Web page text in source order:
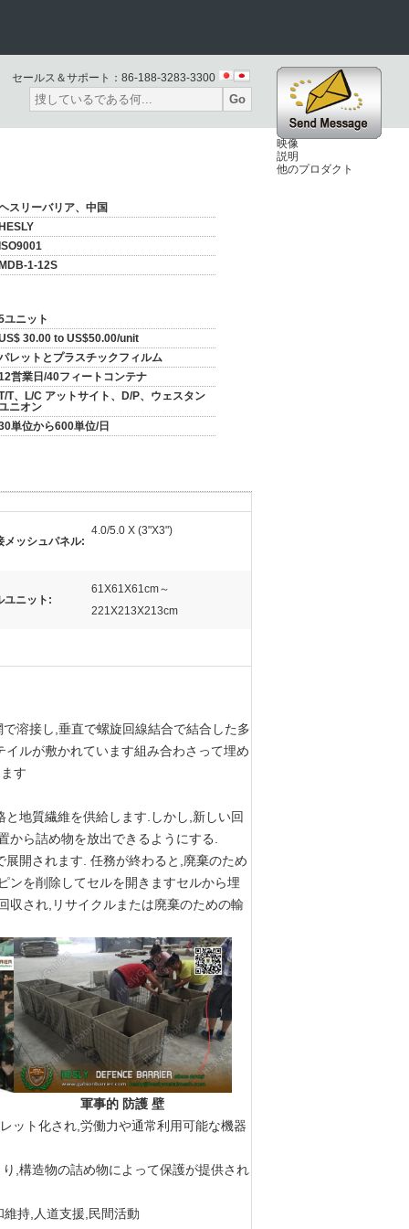
映像
説明
他のプロダクト
セールス＆サポート： 86-188-3283-3300
Go
スリーバリア、中国
1-12S
ユニット
30.00 to US$50.00/unit
レットとプラスチックフィルム
営業日/40フィートコンテナ
T、L/C アットサイト、D/P、ウェスタン
ニオン
単位から600単位/日
メッシュパネル:
4.0/5.0 X (3"X3")
ユニット:
61X61X61cm～
221X213X213cm
溶接し,垂直で螺旋回線結合で結合した多
ルが敷かれています組み合わさって埋め
す
地質繊維を供給します.しかし,新しい回
ら詰め物を放出できるようにする.
開されます. 任務が終わると,廃棄のため
ンを削除してセルを開きますセルから埋
収され,リサイクルまたは廃棄のための輸
軍事的 防護 壁
ット化され,労働力や通常利用可能な機器
,構造物の詰め物によって保護が提供され
持,人道支援,民間活動